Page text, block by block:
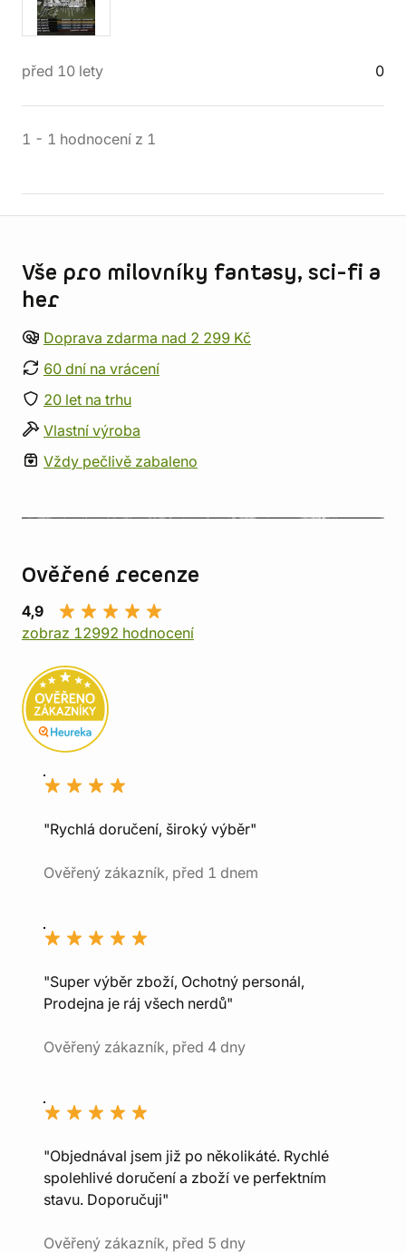
před 10 lety 0
1 - 1 hodnocení z 1
Vše pro milovníky fantasy, sci-fi a
her
Doprava zdarma nad 2 299 Kč
60 dní na vrácení
20 let na trhu
Vlastní výroba
Vždy pečlivě zabaleno
Ověřené recenze
4,9
zobraz 12992 hodnocení
"Rychlá doručení, široký výběr"
Ověřený zákazník, před 1 dnem
"Super výběr zboží, Ochotný personál,
Prodejna je ráj všech nerdů"
Ověřený zákazník, před 4 dny
"Objednával jsem již po několikáté. Rychlé
spolehlivé doručení a zboží ve perfektním
stavu. Doporučuji"
Ověřený zákazník, před 5 dny